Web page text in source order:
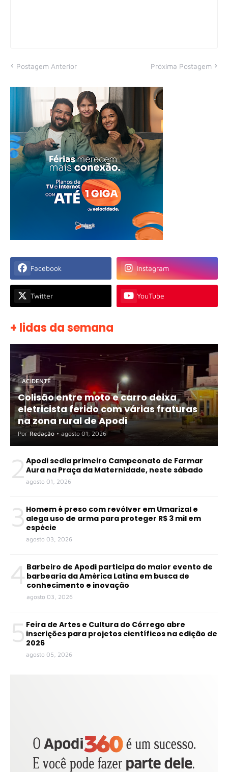
Postagem Anterior Próxima Postagem
Facebook Instagram
Twitter YouTube
+ lidas da semana
ACIDENTE
Colisão entre moto e carro deixa
eletricista ferido com várias fraturas
na zona rural de Apodi
Por Redação • agosto 01, 2026
2 Apodi sedia primeiro Campeonato de Farmar
Aura na Praça da Maternidade, neste sábado
agosto 01, 2026
3 Homem é preso com revólver em Umarizal e
alega uso de arma para proteger R$ 3 mil em
espécie
agosto 03, 2026
4 Barbeiro de Apodi participa do maior evento de
barbearia da América Latina em busca de
conhecimento e inovação
agosto 03, 2026
5 Feira de Artes e Cultura do Córrego abre
inscrições para projetos científicos na edição de
2026
agosto 05, 2026